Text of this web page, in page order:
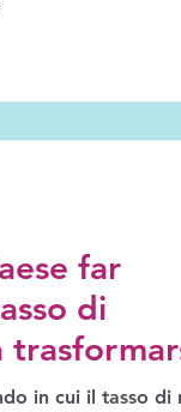
far
di
in cui il tasso di